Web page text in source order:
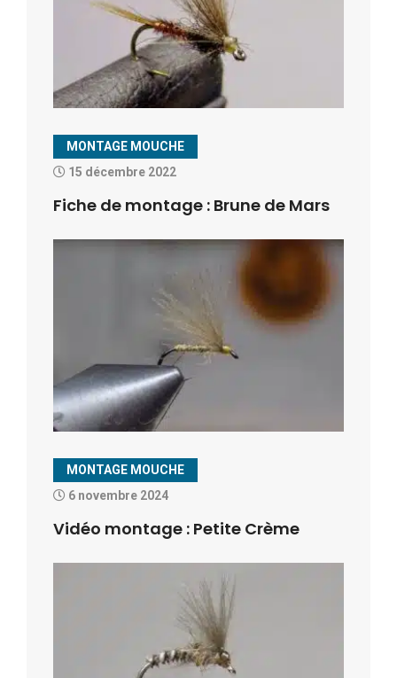
MONTAGE MOUCHE
15 décembre 2022
Fiche de montage : Brune de Mars
MONTAGE MOUCHE
6 novembre 2024
Vidéo montage : Petite Crème